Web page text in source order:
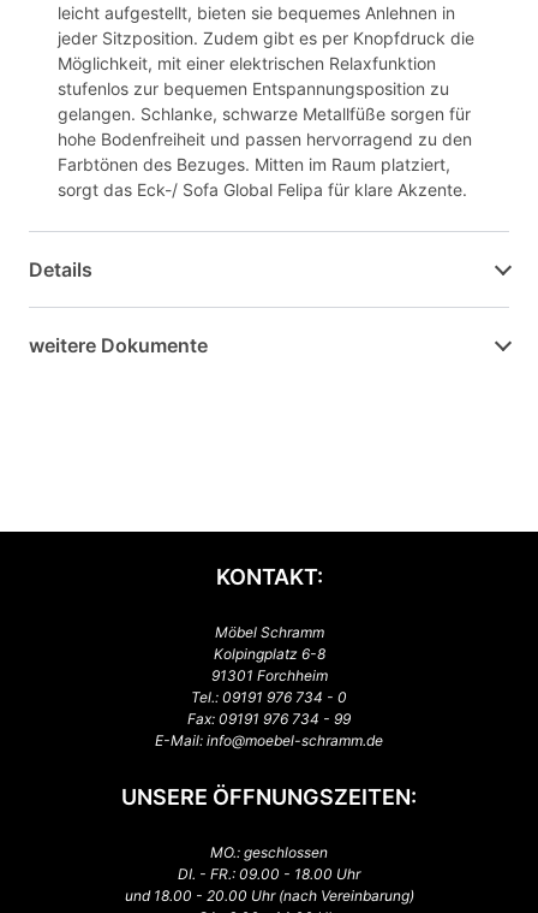
leicht aufgestellt, bieten sie bequemes Anlehnen in
jeder Sitzposition. Zudem gibt es per Knopfdruck die
Möglichkeit, mit einer elektrischen Relaxfunktion
stufenlos zur bequemen Entspannungsposition zu
gelangen. Schlanke, schwarze Metallfüße sorgen für
hohe Bodenfreiheit und passen hervorragend zu den
Farbtönen des Bezuges. Mitten im Raum platziert,
sorgt das Eck-/ Sofa Global Felipa für klare Akzente.
Details
weitere Dokumente
KONTAKT:
Möbel Schramm
Kolpingplatz 6-8
91301 Forchheim
Tel.: 09191 976 734 - 0
Fax: 09191 976 734 - 99
E-Mail: info@moebel-schramm.de
UNSERE ÖFFNUNGSZEITEN:
MO.: geschlossen
DI. - FR.: 09.00 - 18.00 Uhr
und 18.00 - 20.00 Uhr (nach Vereinbarung)